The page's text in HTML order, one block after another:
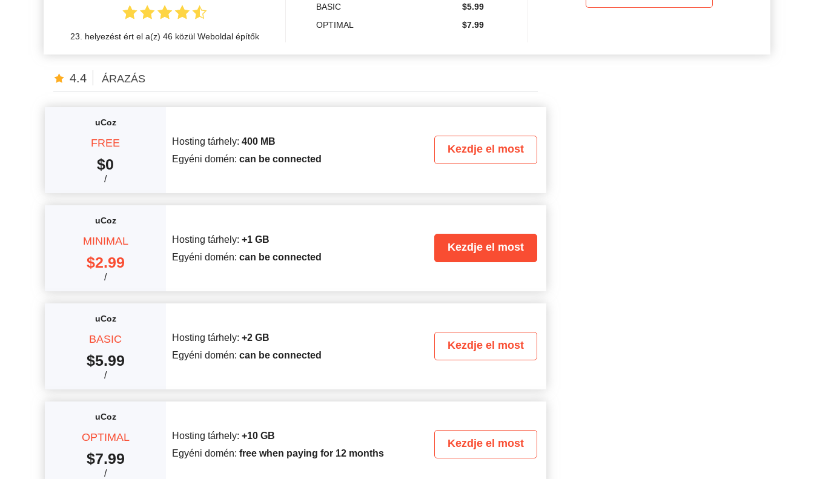
23. helyezést ért el a(z) 46 közül Weboldal építők
BASIC
$5.99
OPTIMAL
$7.99
4.4 ÁRAZÁS
uCoz
FREE
$0
/
Hosting tárhely: 400 MB
Egyéni domén: can be connected
Kezdje el most
uCoz
MINIMAL
$2.99
/
Hosting tárhely: +1 GB
Egyéni domén: can be connected
Kezdje el most
uCoz
BASIC
$5.99
/
Hosting tárhely: +2 GB
Egyéni domén: can be connected
Kezdje el most
uCoz
OPTIMAL
$7.99
/
Hosting tárhely: +10 GB
Egyéni domén: free when paying for 12 months
Kezdje el most